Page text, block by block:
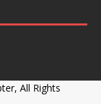
All Rights